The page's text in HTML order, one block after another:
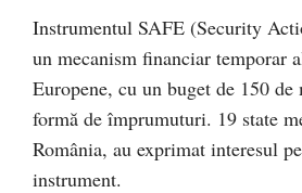
Instrumentul SAFE (Security
un mecanism financiar temporar
Europene, cu un buget de 150
formă de împrumuturi. 19 state
România, au exprimat interesul
instrument.